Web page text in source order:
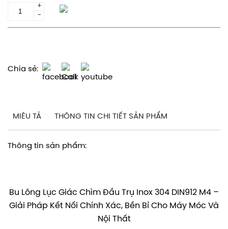
+
-
Chia sẻ:
MIÊU TẢ THÔNG TIN CHI TIẾT SẢN PHẨM
Thông tin sản phẩm:
Bu Lông Lục Giác Chìm Đầu Trụ Inox 304 DIN912 M4 –
Giải Pháp Kết Nối Chính Xác, Bền Bỉ Cho Máy Móc Và
Nội Thất